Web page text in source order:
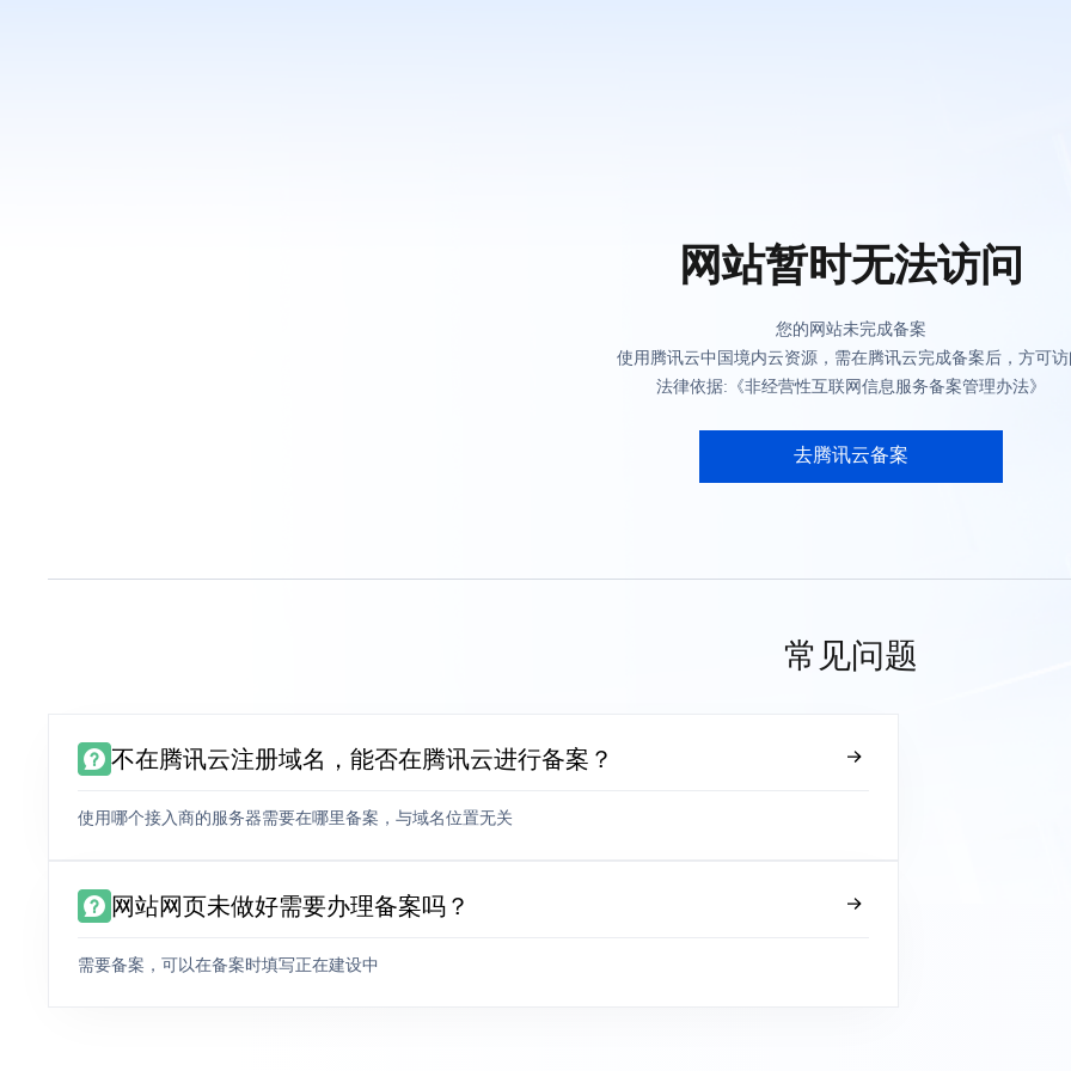
网站暂时无法访问
您的网站未完成备案
使用腾讯云中国境内云资源，需在腾讯云完成备案后，方可
法律依据:《非经营性互联网信息服务备案管理办法》
去腾讯云备案
常见问题
不在腾讯云注册域名，能否在腾讯云进行备案？
使用哪个接入商的服务器需要在哪里备案，与域名位置无关
网站网页未做好需要办理备案吗？
需要备案，可以在备案时填写正在建设中